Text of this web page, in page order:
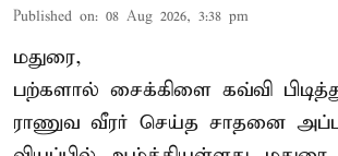
Published on: 08 Aug 2026, 3:38 pm
மதுரை,
பற்களால் சைக்கிளை கவ்வி
ராணுவ வீரர் செய்த சாதனை